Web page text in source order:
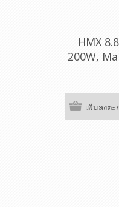
HMX
200W,
เพิ่มลงตะ